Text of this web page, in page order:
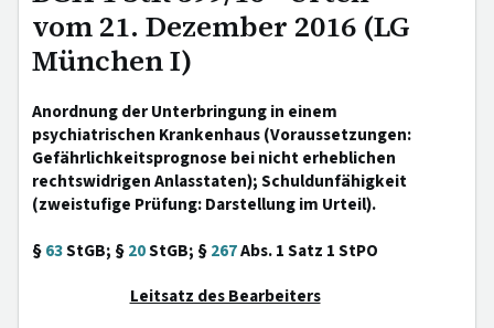
vom 21. Dezember 2016 (LG
München I)
Anordnung der Unterbringung in einem
psychiatrischen Krankenhaus (Voraussetzungen:
Gefährlichkeitsprognose bei nicht erheblichen
rechtswidrigen Anlasstaten); Schuldunfähigkeit
(zweistufige Prüfung: Darstellung im Urteil).
§63StGB; §20StGB; §267Abs. 1 Satz 1 StPO
Leitsatz des Bearbeiters